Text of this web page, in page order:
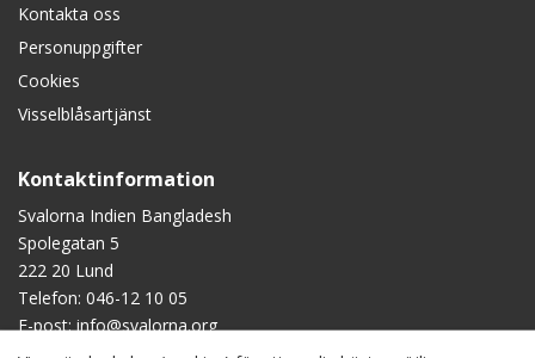
Kontakta oss
Personuppgifter
Cookies
Visselblåsartjänst
Kontaktinformation
Svalorna Indien Bangladesh
Spolegatan 5
222 20 Lund
Telefon: 046-12 10 05
E-post:info@svalorna.org